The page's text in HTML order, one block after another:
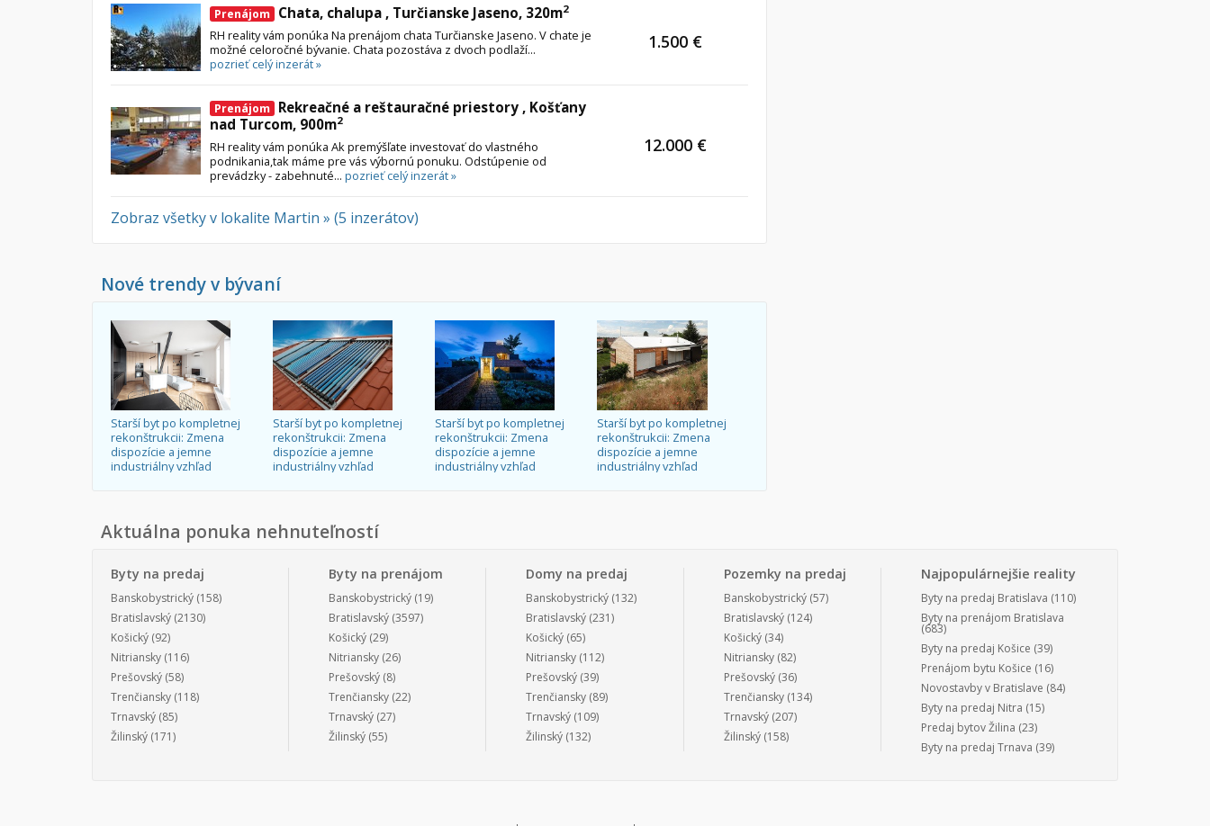
Prenájom Chata, chalupa , Turčianske Jaseno, 320m2
RH reality vám ponúka Na prenájom chata Turčianske Jaseno. V chate je
možné celoročné bývanie. Chata pozostáva z dvoch podlaží...
pozrieť celý inzerát »
1.500 €
Prenájom Rekreačné a reštauračné priestory , Košťany
nad Turcom, 900m2
RH reality vám ponúka Ak premýšľate investovať do vlastného
podnikania,tak máme pre vás výbornú ponuku. Odstúpenie od
prevádzky - zabehnuté... pozrieť celý inzerát »
12.000 €
Zobraz všetky v lokalite Martin » (5 inzerátov)
Nové trendy v bývaní
Starší byt po kompletnej
rekonštrukcii: Zmena
dispozície a jemne
industriálny vzhľad
Starší byt po kompletnej
rekonštrukcii: Zmena
dispozície a jemne
industriálny vzhľad
Starší byt po kompletnej
rekonštrukcii: Zmena
dispozície a jemne
industriálny vzhľad
Starší byt po kompletnej
rekonštrukcii: Zmena
dispozície a jemne
industriálny vzhľad
Aktuálna ponuka nehnuteľností
Byty na predaj
Banskobystrický (158)
Bratislavský (2130)
Košický (92)
Nitriansky (116)
Prešovský (58)
Trenčiansky (118)
Trnavský (85)
Žilinský (171)
Byty na prenájom
Banskobystrický(19)
Bratislavský(3597)
Košický(29)
Nitriansky(26)
Prešovský(8)
Trenčiansky(22)
Trnavský(27)
Žilinský(55)
Domy na predaj
Banskobystrický (132)
Bratislavský (231)
Košický (65)
Nitriansky (112)
Prešovský (39)
Trenčiansky (89)
Trnavský (109)
Žilinský (132)
Pozemky na predaj
Banskobystrický(57)
Bratislavský(124)
Košický(34)
Nitriansky(82)
Prešovský(36)
Trenčiansky(134)
Trnavský(207)
Žilinský(158)
Najpopulárnejšie reality
Byty na predaj Bratislava (110)
Byty na prenájom Bratislava
(683)
Byty na predaj Košice (39)
Prenájom bytu Košice (16)
Novostavby v Bratislave (84)
Byty na predaj Nitra (15)
Predaj bytov Žilina (23)
Byty na predaj Trnava (39)